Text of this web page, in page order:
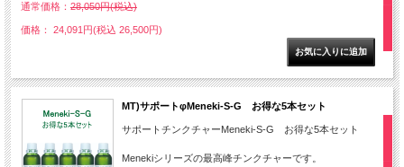
通常価格： 28,050円(税込)
価格： 24,091円(税込 26,500円)
MT)サポートφMeneki-S-G お得な5本セット
サポートチンクチャーMeneki-S-G お得な5本セット
Menekiシリーズの最高峰チンクチャーです。